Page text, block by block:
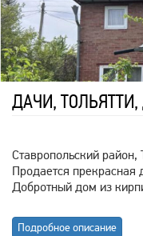
ДАЧИ,
Ставропольский
Продается прекрасная
Добротный дом из
Подробное описание